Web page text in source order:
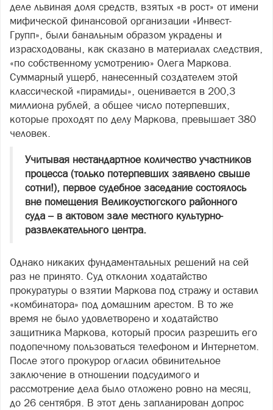
деле львиная доля средств, взятых «в рост» от имени
мифической финансовой организации «Инвест-
Групп», были банальным образом украдены и
израсходованы, как сказано в материалах следствия,
«по собственному усмотрению» Олега Маркова.
Суммарный ущерб, нанесенный создателем этой
классической «пирамиды», оценивается в 200,3
миллиона рублей, а общее число потерпевших,
которые проходят по делу Маркова, превышает 380
человек.
Учитывая нестандартное количество участников
процесса (только потерпевших заявлено свыше
сотни!), первое судебное заседание состоялось
вне помещения Великоустюгского районного
суда – в актовом зале местного культурно-
развлекательного центра.
Однако никаких фундаментальных решений на сей
раз не принято. Суд отклонил ходатайство
прокуратуры о взятии Маркова под стражу и оставил
«комбинатора» под домашним арестом. В то же
время не было удовлетворено и ходатайство
защитника Маркова, который просил разрешить его
подопечному пользоваться телефоном и Интернетом.
После этого прокурор огласил обвинительное
заключение в отношении подсудимого и
рассмотрение дела было отложено ровно на месяц,
до 26 сентября. В этот день запланирован допрос